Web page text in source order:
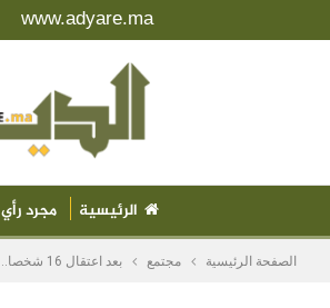
www.adyare.ma
الرئيسية مجرد رأي
الصفحة الرئيسية مجتمع بعد اعتقال 16 شخصا.. أمن فاس يضع حدا لنشاط سيدة وابنها في إعداد شقق للدعارة والوساطة